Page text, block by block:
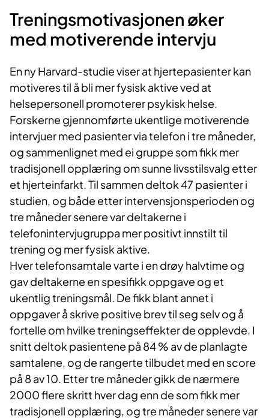
Treningsmotivasjonen øker
med motiverende intervju
En ny Harvard-studie viser at hjertepasienter kan
motiveres til å bli mer fysisk aktive ved at
helsepersonell promoterer psykisk helse.
Forskerne gjennomførte ukentlige motiverende
intervjuer med pasienter via telefon i tre måneder,
og sammenlignet med ei gruppe som fikk mer
tradisjonell opplæring om sunne livsstilsvalg etter
et hjerteinfarkt. Til sammen deltok 47 pasienter i
studien, og både etter intervensjonsperioden og
tre måneder senere var deltakerne i
telefonintervjugruppa mer positivt innstilt til
trening og mer fysisk aktive.
Hver telefonsamtale varte i en drøy halvtime og
gav deltakerne en spesifikk oppgave og et
ukentlig treningsmål. De fikk blant annet i
oppgaver å skrive positive brev til seg selv og å
fortelle om hvilke treningseffekter de opplevde. I
snitt deltok pasientene på 84 % av de planlagte
samtalene, og de rangerte tilbudet med en score
på 8 av 10. Etter tre måneder gikk de nærmere
2000 flere skritt hver dag enn de som fikk mer
tradisjonell opplæring, og tre måneder senere var